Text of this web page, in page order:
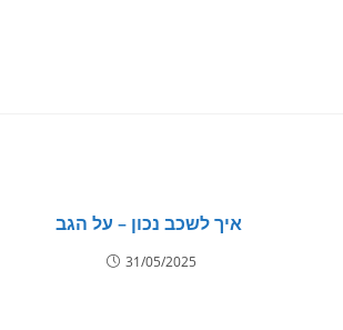
איך לשכב נכון – על הגב
31/05/2025